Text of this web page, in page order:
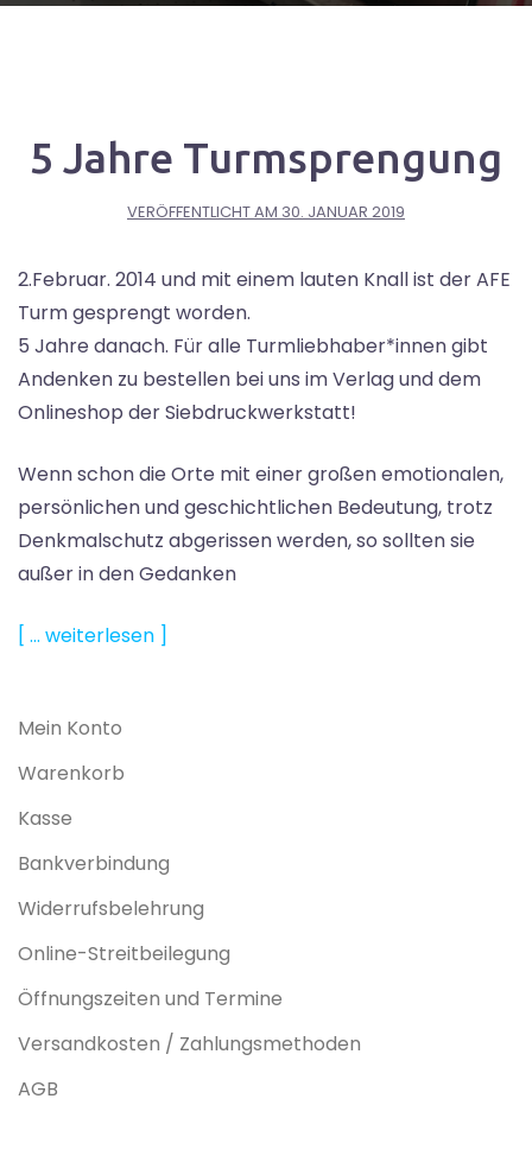
5 Jahre Turmsprengung
VERÖFFENTLICHT AM 30. JANUAR 2019
2.Februar. 2014 und mit einem lauten Knall ist der AFE
Turm gesprengt worden.
5 Jahre danach. Für alle Turmliebhaber*innen gibt
Andenken zu bestellen bei uns im Verlag und dem
Onlineshop der Siebdruckwerkstatt!
Wenn schon die Orte mit einer großen emotionalen,
persönlichen und geschichtlichen Bedeutung, trotz
Denkmalschutz abgerissen werden, so sollten sie
außer in den Gedanken
[ … weiterlesen ]
Mein Konto
Warenkorb
Kasse
Bankverbindung
Widerrufsbelehrung
Online-Streitbeilegung
Öffnungszeiten und Termine
Versandkosten / Zahlungsmethoden
AGB